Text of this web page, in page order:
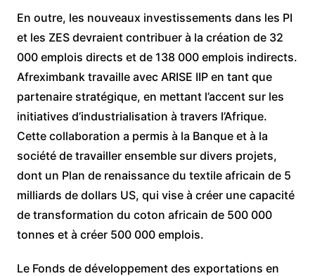
En outre, les nouveaux investissements dans les PI
et les ZES devraient contribuer à la création de 32
000 emplois directs et de 138 000 emplois indirects.
Afreximbank travaille avec ARISE IIP en tant que
partenaire stratégique, en mettant l’accent sur les
initiatives d’industrialisation à travers l’Afrique.
Cette collaboration a permis à la Banque et à la
société de travailler ensemble sur divers projets,
dont un Plan de renaissance du textile africain de 5
milliards de dollars US, qui vise à créer une capacité
de transformation du coton africain de 500 000
tonnes et à créer 500 000 emplois.
Le Fonds de développement des exportations en